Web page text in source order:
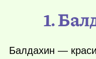
1.
Балдахин —